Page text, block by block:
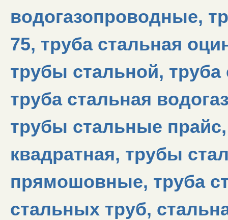
водогазопроводные,
75, труба стальная
трубы стальной,
труба стальная
трубы стальные
квадратная, трубы
прямошовные, труба
стальных труб,